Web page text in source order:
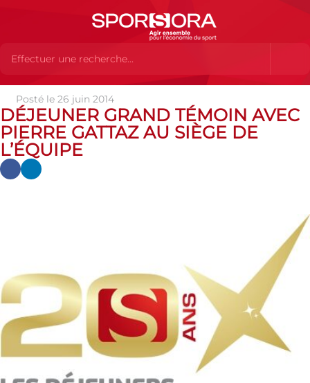
Actualités Evenements
Déjeuner Grand Témoin avec Pierre Gattaz au siège de L’Équipe
Posté le 26 juin 2014
DÉJEUNER GRAND TÉMOIN AVEC
PIERRE GATTAZ AU SIÈGE DE
L’ÉQUIPE